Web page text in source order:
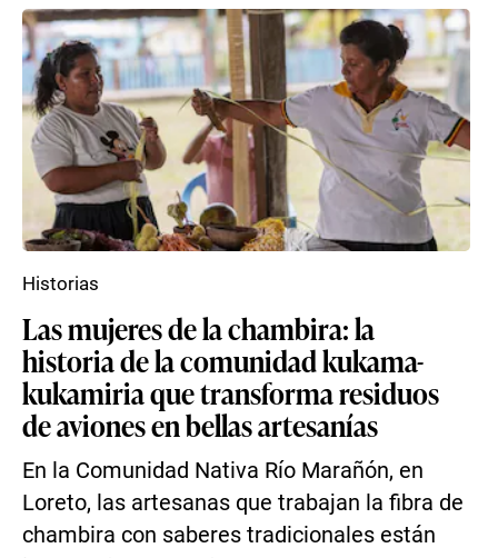
Las mujeres de la chambira: la
historia de la comunidad kukama-
kukamiria que transforma residuos
de aviones en bellas artesanías
En la Comunidad Nativa Río Marañón, en
Loreto, las artesanas que trabajan la fibra de
chambira con saberes tradicionales están
Historias